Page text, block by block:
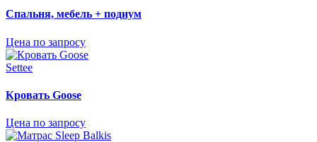
Спальня, мебель + подиум
Цена по запросу
Settee
Кровать Goose
Цена по запросу